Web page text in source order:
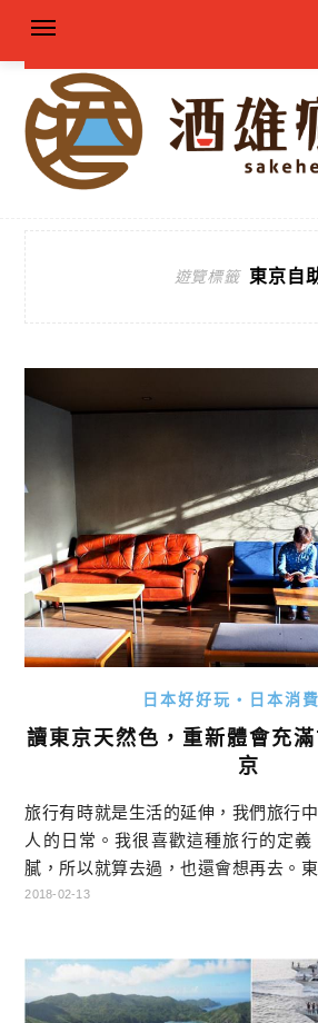
遊覽標籤 東京自
日本好好玩・日本消
讀東京天然色，重新體會充
京
旅行有時就是生活的延伸，我們旅行
人的日常。我很喜歡這種旅行的定
膩，所以就算去過，也還會想再去。
會膩的地方嗎? 說到膩，又有幾個人有
我也想這麼深入的散步一個地方啊！
名：東京天然色：兼 […]…
2018-02-13